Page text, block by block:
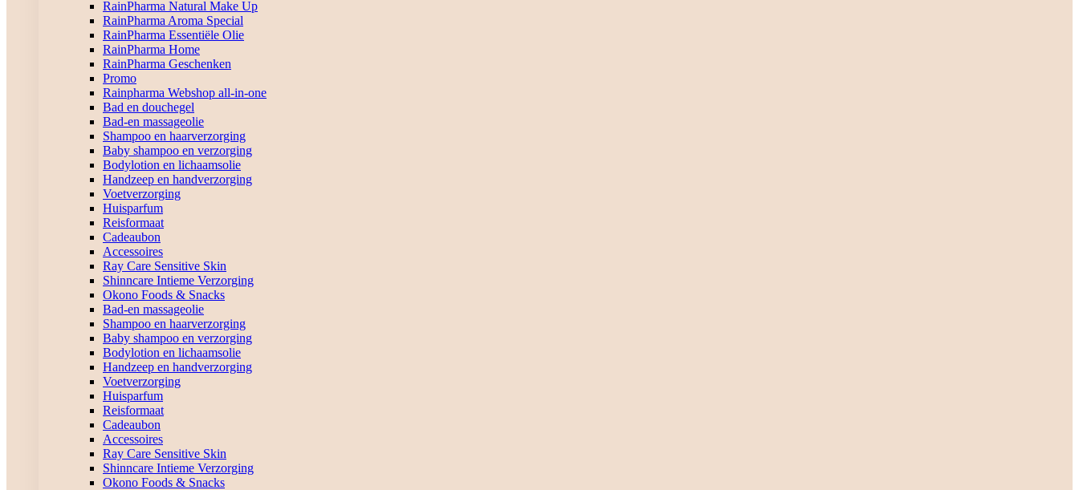
RainPharma Natural Make Up
RainPharma Aroma Special
RainPharma Essentiële Olie
RainPharma Home
RainPharma Geschenken
Promo
Rainpharma Webshop all-in-one
Bad en douchegel
Bad-en massageolie
Shampoo en haarverzorging
Baby shampoo en verzorging
Bodylotion en lichaamsolie
Handzeep en handverzorging
Voetverzorging
Huisparfum
Reisformaat
Cadeaubon
Accessoires
Ray Care Sensitive Skin
Shinncare Intieme Verzorging
Okono Foods & Snacks
Bad-en massageolie
Shampoo en haarverzorging
Baby shampoo en verzorging
Bodylotion en lichaamsolie
Handzeep en handverzorging
Voetverzorging
Huisparfum
Reisformaat
Cadeaubon
Accessoires
Ray Care Sensitive Skin
Shinncare Intieme Verzorging
Okono Foods & Snacks